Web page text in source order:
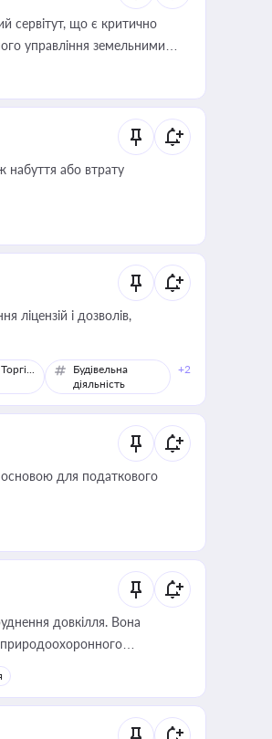
сервітут, що є критично
управління земельними
набуття або втрату
ліцензій і дозволів,
Торгівля
Будівельна
діяльність
+2
основою для податкового
довкілля. Вона
природоохоронного